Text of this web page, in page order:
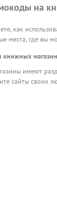
на
как
места, где вы
имеют
сайты своих